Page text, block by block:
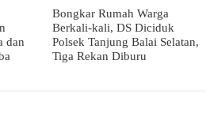
dan
Bongkar Rumah Warga
Berkali-kali, DS Diciduk
Polsek Tanjung Balai Selatan,
Tiga Rekan Diburu